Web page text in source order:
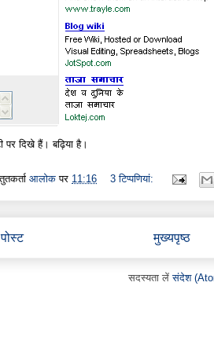
पर दिखे हैं। बढ़िया है।
आलोक पर 11:16 3 टिप्‍पणियां:
मुख्यपृष्ठ
सदस्यता लेंसंदेश